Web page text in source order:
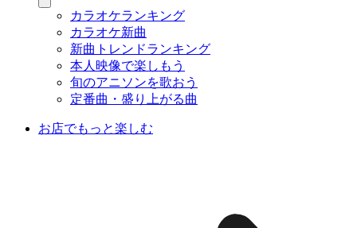
カラオケランキング
カラオケ新曲
新曲トレンドランキング
本人映像で楽しもう
旬のアニソンを歌おう
定番曲・盛り上がる曲
お店でもっと楽しむ